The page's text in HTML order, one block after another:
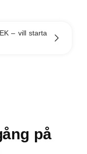
– vill starta
på